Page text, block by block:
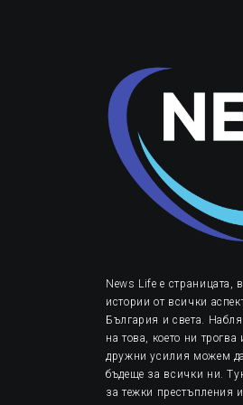
News Life е страницата,
истории от всички
България и света.
на това, което ни
дружни усилия можем
бъдеще за всички ни.
за тежки престъпления